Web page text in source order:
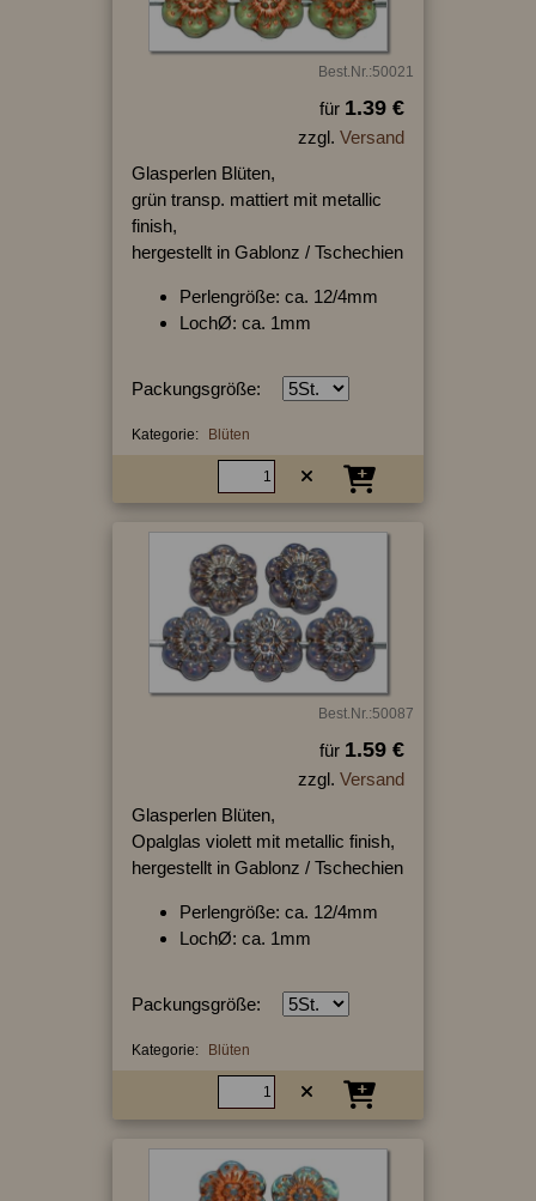
Best.Nr.:50021
für 1.39 €
zzgl. Versand
Glasperlen Blüten,
grün transp. mattiert mit metallic
finish,
hergestellt in Gablonz / Tschechien
Perlengröße: ca. 12/4mm
LochØ: ca. 1mm
Packungsgröße:
Kategorie: Blüten
Best.Nr.:50087
für 1.59 €
zzgl. Versand
Glasperlen Blüten,
Opalglas violett mit metallic finish,
hergestellt in Gablonz / Tschechien
Perlengröße: ca. 12/4mm
LochØ: ca. 1mm
Packungsgröße:
Kategorie: Blüten